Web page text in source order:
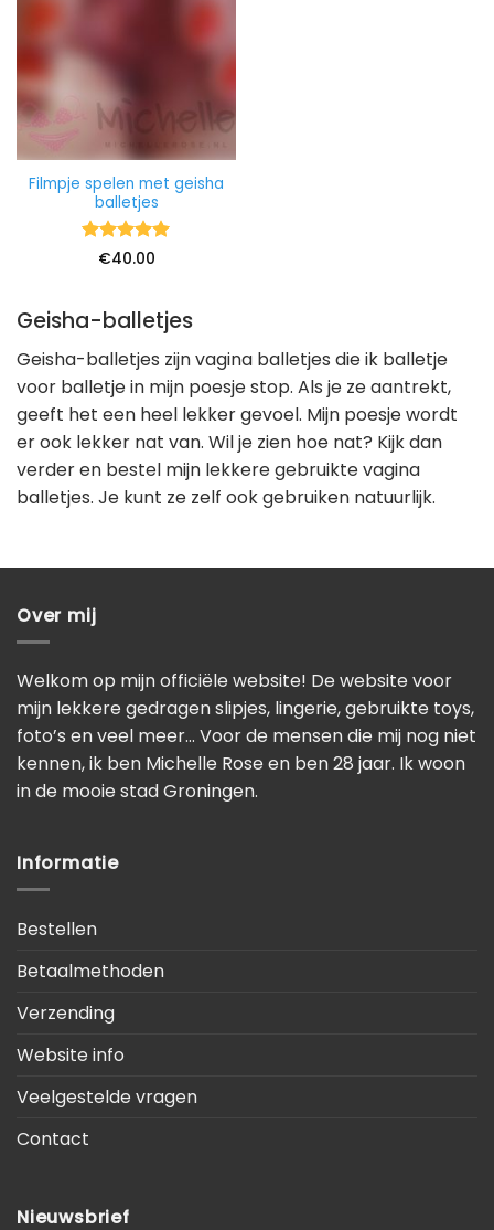
Filmpje spelen met geisha
balletjes
Waardering
€40.00
Geisha-balletjes
Geisha-balletjes zijn vagina balletjes die ik balletje
voor balletje in mijn poesje stop. Als je ze aantrekt,
geeft het een heel lekker gevoel. Mijn poesje wordt
er ook lekker nat van. Wil je zien hoe nat? Kijk dan
verder en bestel mijn lekkere gebruikte vagina
balletjes. Je kunt ze zelf ook gebruiken natuurlijk.
Over mij
Welkom op mijn officiële website! De website voor
mijn lekkere gedragen slipjes, lingerie, gebruikte toys,
foto’s en veel meer… Voor de mensen die mij nog niet
kennen, ik ben Michelle Rose en ben 28 jaar. Ik woon
in de mooie stad Groningen.
Informatie
Bestellen
Betaalmethoden
Verzending
Website info
Veelgestelde vragen
Contact
Nieuwsbrief